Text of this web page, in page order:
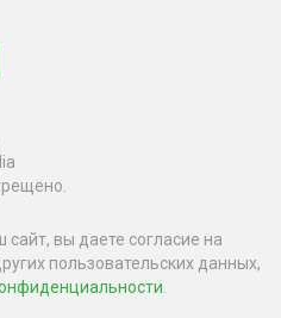
вы даете согласие на
пользовательских данных,